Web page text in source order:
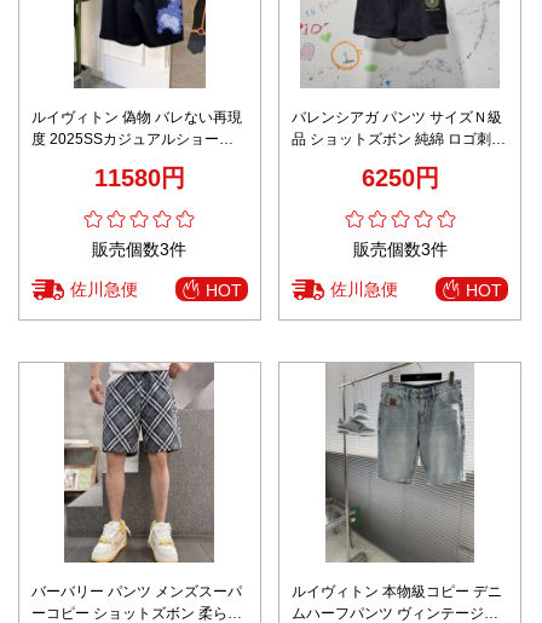
ルイヴィトン 偽物 バレない再現
度 2025SSカジュアルショーツ
11580円
販売個数3件
佐川急便 HOT
バレンシアガ パンツ サイズＮ級
品 ショットズボン 純綿 ロゴ刺繍
6250円
販売個数3件
佐川急便 HOT
バーバリー パンツ メンズスーパ
ーコピー ショットズボン 柔らか
ルイヴィトン 本物級コピー デニ
ムハーフパンツ ヴィンテージ加